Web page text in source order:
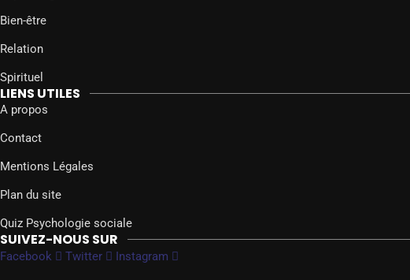
Bien-être
Relation
Spirituel
LIENS UTILES
A propos
Contact
Mentions Légales
Plan du site
Quiz Psychologie sociale
SUIVEZ-NOUS SUR
Facebook Twitter Instagram